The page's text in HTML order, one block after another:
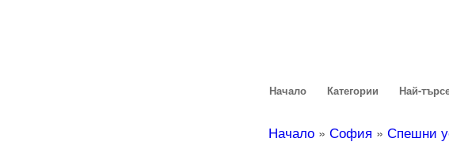
Начало Категории Най-
Начало » София » Спешни